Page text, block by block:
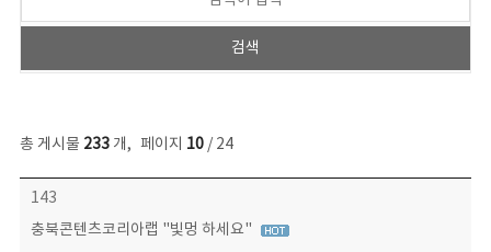
총 게시물 233개, 페이지 10/ 24
보도자료 목록 - 번호, 제목, 작성자, 파일, 조회수, 작성일 정보 제공
143
충북콘텐츠코리아랩 "빛멍 하세요"